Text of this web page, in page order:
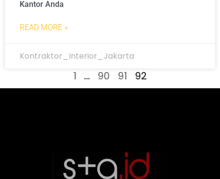
Kantor Anda
READ MORE »
Kontraktor_Interior_Jakarta
1 … 90 91 92